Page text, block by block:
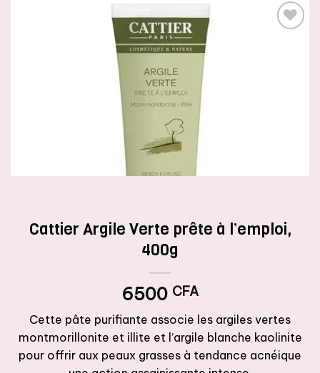
Cattier Argile Verte prête à l’emploi,
400g
6500 CFA
Cette pâte purifiante associe les argiles vertes
montmorillonite et illite et l’argile blanche kaolinite
pour offrir aux peaux grasses à tendance acnéique